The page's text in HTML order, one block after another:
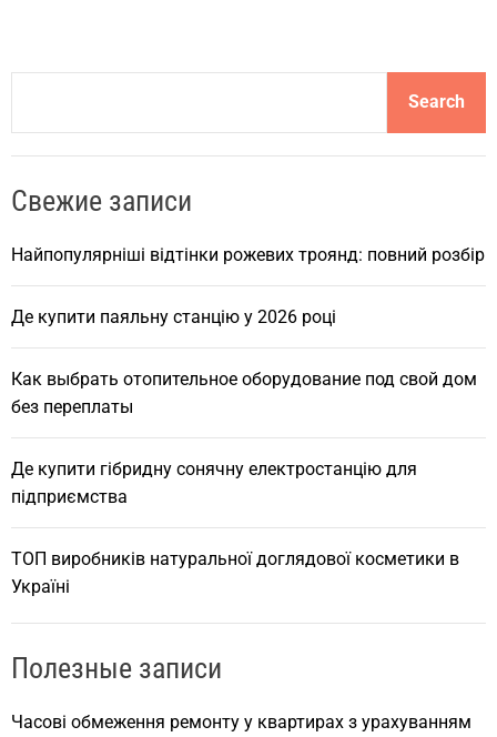
a
c
Search
Свежие записи
Найпопулярніші відтінки рожевих троянд: повний розбір
Де купити паяльну станцію у 2026 році
Как выбрать отопительное оборудование под свой дом
без переплаты
Де купити гібридну сонячну електростанцію для
підприємства
ТОП виробників натуральної доглядової косметики в
Україні
Полезные записи
Часові обмеження ремонту у квартирах з урахуванням